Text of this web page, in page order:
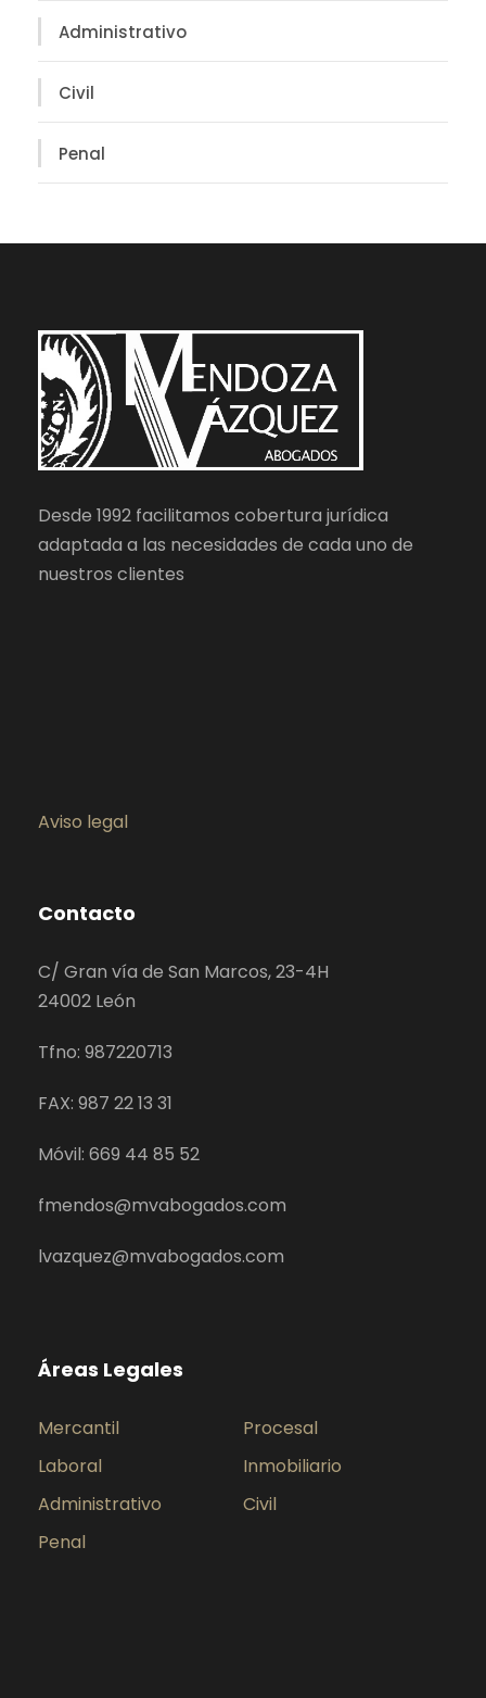
Administrativo
Civil
Penal
Desde 1992 facilitamos cobertura jurídica
adaptada a las necesidades de cada uno de
nuestros clientes
Aviso legal
Contacto
C/ Gran vía de San Marcos, 23-4H
24002 León
Tfno: 987220713
FAX: 987 22 13 31
Móvil: 669 44 85 52
fmendos@mvabogados.com
lvazquez@mvabogados.com
Áreas Legales
Mercantil
Procesal
Laboral
Inmobiliario
Administrativo
Civil
Penal